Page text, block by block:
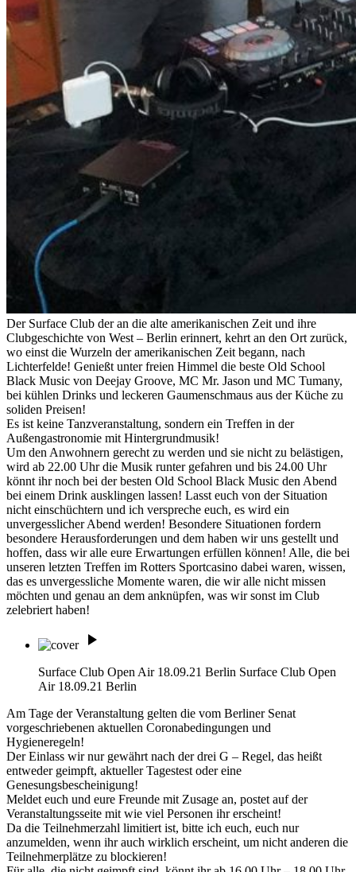
Der Surface Club der an die alte amerikanischen Zeit und ihre
Clubgeschichte von West – Berlin erinnert, kehrt an den Ort zurück,
wo einst die Wurzeln der amerikanischen Zeit begann, nach
Lichterfelde! Genießt unter freien Himmel die beste Old School
Black Music von Deejay Groove, MC Mr. Jason und MC Tumany,
bei kühlen Drinks und leckeren Gaumenschmaus aus der Küche zu
soliden Preisen!
Es ist keine Tanzveranstaltung, sondern ein Treffen in der
Außengastronomie mit Hintergrundmusik!
Um den Anwohnern gerecht zu werden und sie nicht zu belästigen,
wird ab 22.00 Uhr die Musik runter gefahren und bis 24.00 Uhr
könnt ihr noch bei der besten Old School Black Music den Abend
bei einem Drink ausklingen lassen! Lasst euch von der Situation
nicht einschüchtern und ich verspreche euch, es wird ein
unvergesslicher Abend werden! Besondere Situationen fordern
besondere Herausforderungen und dem haben wir uns gestellt und
hoffen, dass wir alle eure Erwartungen erfüllen können! Alle, die bei
unseren letzten Treffen im Rotters Sportcasino dabei waren, wissen,
das es unvergessliche Momente waren, die wir alle nicht missen
möchten und genau an dem anknüpfen, was wir sonst im Club
zelebriert haben!
play_arrow
Surface Club Open Air 18.09.21 Berlin Surface Club Open
Air 18.09.21 Berlin
Am Tage der Veranstaltung gelten die vom Berliner Senat
vorgeschriebenen aktuellen Coronabedingungen und
Hygieneregeln!
Der Einlass wir nur gewährt nach der drei G – Regel, das heißt
entweder geimpft, aktueller Tagestest oder eine
Genesungsbescheinigung!
Meldet euch und eure Freunde mit Zusage an, postet auf der
Veranstaltungsseite mit wie viel Personen ihr erscheint!
Da die Teilnehmerzahl limitiert ist, bitte ich euch, euch nur
anzumelden, wenn ihr auch wirklich erscheint, um nicht anderen die
Teilnehmerplätze zu blockieren!